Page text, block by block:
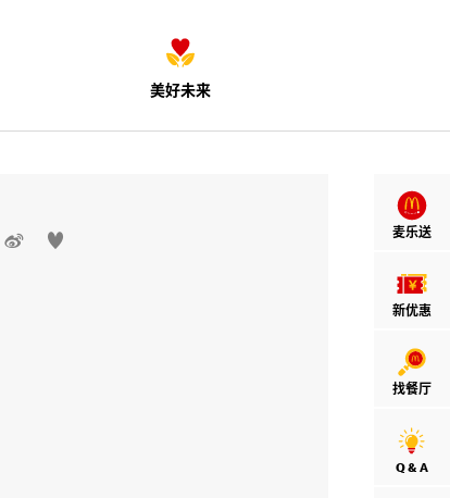
美好未来
麦乐送
新优惠
找餐厅
Q & A
 